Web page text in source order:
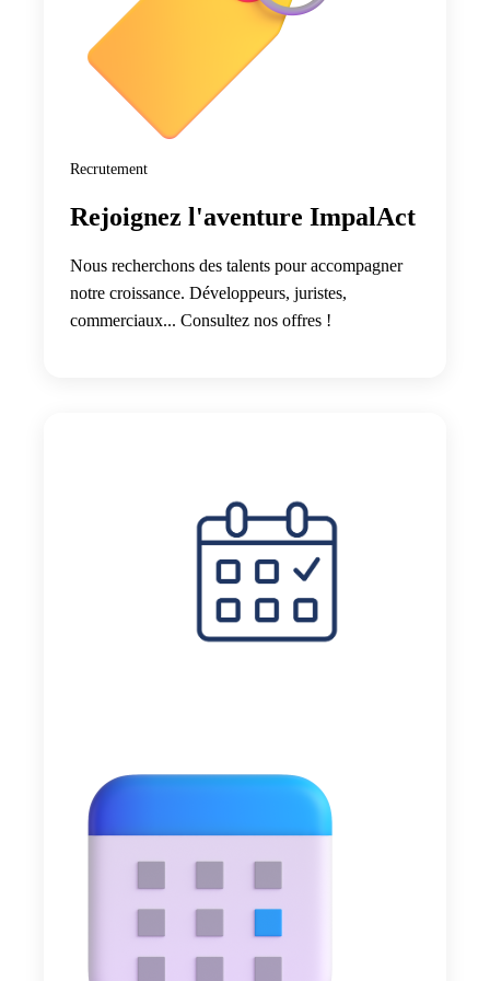
Recrutement
Rejoignez l'aventure ImpalAct
Nous recherchons des talents pour accompagner
notre croissance. Développeurs, juristes,
commerciaux... Consultez nos offres !